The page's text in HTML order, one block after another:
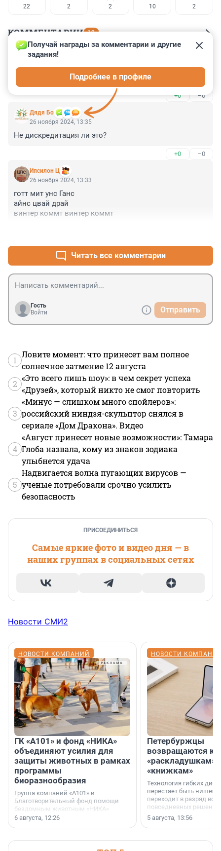
22 2 2 10 2
КОММЕНТАРИИ 12
Гость
это фейк или все же дискредитация?
+0 –0
Дядя Бо
Получай награды за комментарии и другие
задания!
Подробнее в профиле
26 ноября 2024, 13:35
Не дискредитация ли это?
+0 –0
Ипсилон Ц
26 ноября 2024, 13:33
готт мит унс Ганс
айнс цвай драй
винтер коммт винтер коммт
Читать все комментарии
Гость
Войти
Отправить
1
Ловите момент: что принесет вам полное
солнечное затмение 12 августа
2
«Это всего лишь шоу»: в чем секрет успеха
«Друзей», который никто не смог повторить
3
«Минус — слишком много спойлеров»:
российский ниндзя-скульптор снялся в
сериале «Дом Дракона». Видео
4
«Август принесет новые возможности»: Тамара
Глоба назвала, кому из знаков зодиака
улыбнется удача
5
Надвигается волна пугающих вирусов —
ученые потребовали срочно усилить
безопасность
ПРИСОЕДИНИТЬСЯ
Самые яркие фото и видео дня — в
наших группах в социальных сетях
Новости СМИ2
НОВОСТИ КОМПАНИЙ
ГК «А101» и фонд «НИКА»
объединяют усилия для
защиты животных в рамках
программы
биоразнообразия
Группа компаний «А101» и
Благотворительный фонд помощи
бездомным животным «НИКА»
заключили соглашение о
6 августа, 12:26
НОВОСТИ
Петербуржцы
возвращаются к
«раскладушкам»
«книжкам»
Технология гибких
перестает быть
переходит в разряд
повседневных
5 августа, 13:56